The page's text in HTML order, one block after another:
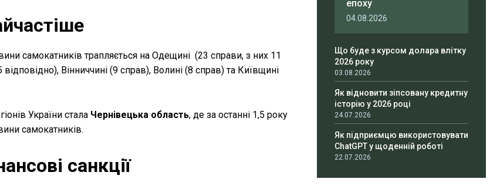
самокатників трапляється на Одещині (23 справи, з них 11
Вінниччині (9 справ), Волині (8 справ) та Київщині
України стала Чернівецька область, де за останні 1,5 року
самокатників.
санкції
епоху
04.08.2026
Що буде з курсом долара влітку
2026 року
03.08.2026
Як відновити зіпсовану кредитну
історію у 2026 році
24.07.2026
Як підприємцю використовувати
ChatGPT у щоденній роботі
22.07.2026